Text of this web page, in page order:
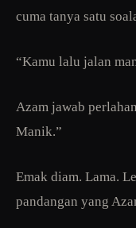
cuma tanya satu
“Kamu lalu jalan
Azam jawab
Manik.”
Emak diam. Lama.
pandangan yang